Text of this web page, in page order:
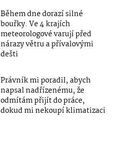
Během dne dorazí silné
bouřky. Ve 4 krajích
meteorologové varují před
nárazy větru a přívalovými
dešti
Právník mi poradil, abych
napsal nadřízenému, že
odmítám přijít do práce,
dokud mi nekoupí klimatizaci